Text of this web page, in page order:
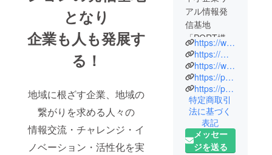
となり
企業も人も発展す
る！
地域に根ざす企業、地域の
繋がりを求める人々の
情報交流・チャレンジ・イ
ノベーション・活性化を実
アル情報発
信基地
「PORT構
想」の運営
チームの
ページで
す。
日本各地の
PORTでリア
ル／オンラ
インを活用
https://www.facebook.com/port.kousou.info/?ref=pages_you_manage
https://md-press.jp/kizugawa/index.html
https://www.facebook.com/ryougoku.port/
https://peraichi.com/landing_pages/view/hokusetsuport
https://peraichi.com/landing_pages/view/tanimachi-port
特定商取引
法に基づく
表記
メッセー
ジを送る